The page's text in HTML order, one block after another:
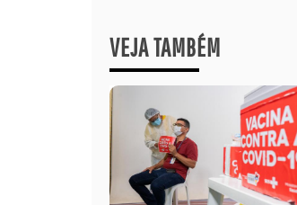
VEJA TAMBÉM